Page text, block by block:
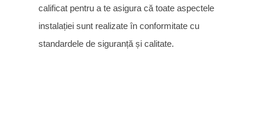
calificat pentru a te asigura că toate aspectele
instalației sunt realizate în conformitate cu
standardele de siguranță și calitate.